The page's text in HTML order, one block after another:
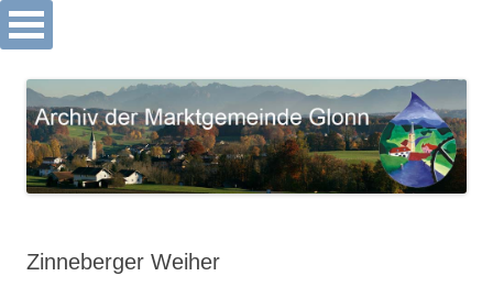
Archiv Markt Glonn
zum
Inhalt
Zinneberger Weiher